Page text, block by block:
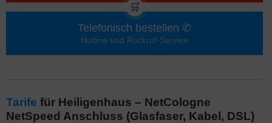
🛒
Telefonisch bestellen ✆
Hotline und Rückruf-Service
Tarife für Heiligenhaus – NetCologne
NetSpeed Anschluss (Glasfaser, Kabel, DSL)